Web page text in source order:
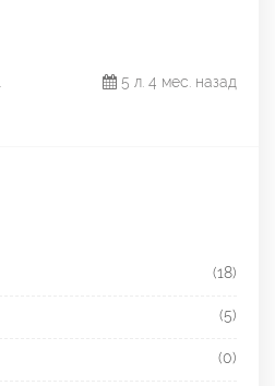
5 л. 4 мес. назад
(18)
(5)
(0)